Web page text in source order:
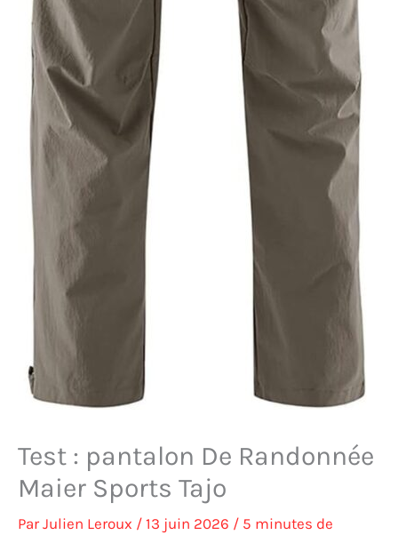
Test : pantalon De Randonnée
Maier Sports Tajo
ParJulien Leroux / 13 juin 2026 / 5 minutes de